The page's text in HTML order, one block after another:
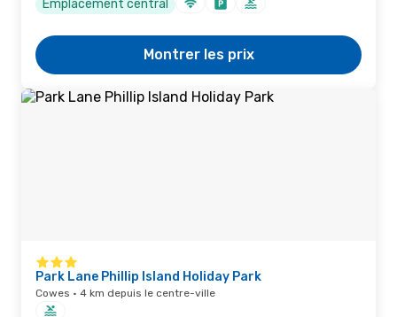
Emplacement central
Montrer les prix
Park Lane Phillip Island Holiday Park
Cowes · 4 km depuis le centre-ville